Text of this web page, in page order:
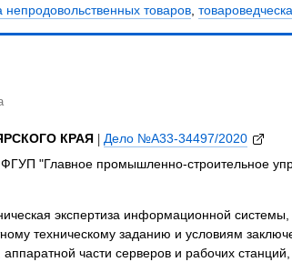
непродовольственных товаров,
КРАЯ | Дело №А33-34497/2020
"Главное промышленно-строительное
экспертиза информационной
техническому заданию и условиям
части серверов и рабочих